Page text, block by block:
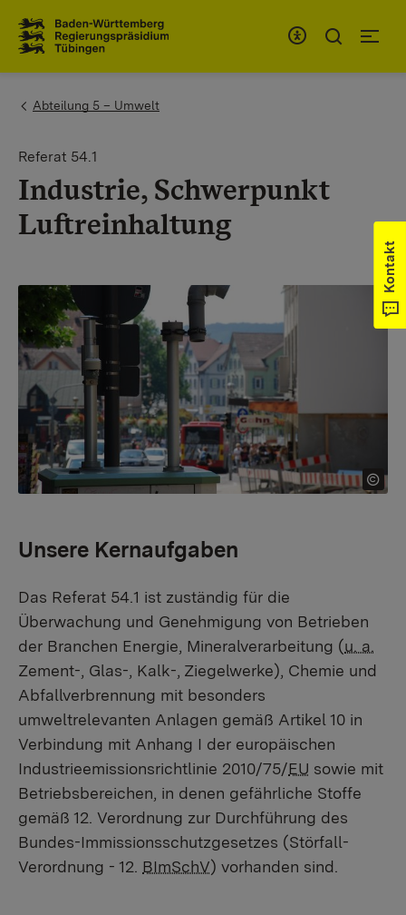
You are here:
Abteilung 5 – Umwelt
Referat 54.1
Industrie, Schwerpunkt
Luftreinhaltung
Unsere Kernaufgaben
Das Referat 54.1 ist zuständig für die
Überwachung und Genehmigung von Betrieben
der Branchen Energie, Mineralverarbeitung (u. a.
Zement-, Glas-, Kalk-, Ziegelwerke), Chemie und
Abfallverbrennung mit besonders
umweltrelevanten Anlagen gemäß Artikel 10 in
Verbindung mit Anhang I der europäischen
Industrieemissionsrichtlinie 2010/75/EU sowie mit
Betriebsbereichen, in denen gefährliche Stoffe
gemäß 12. Verordnung zur Durchführung des
Bundes-Immissionsschutzgesetzes (Störfall-
Verordnung - 12. BImSchV) vorhanden sind.
Kontakt